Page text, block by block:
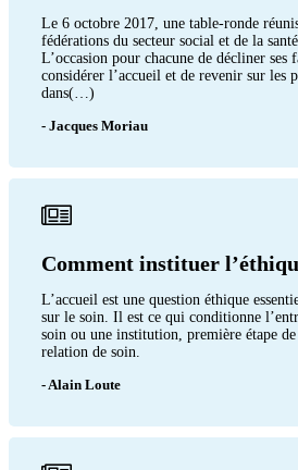
Le 6 octobre 2017, une table-ronde
fédérations du secteur social et de la
L’occasion pour chacune de décliner ses
considérer l’accueil et de revenir sur les
dans(…)
- Jacques Moriau
Comment instituer
L’accueil est une question éthique
sur le soin. Il est ce qui conditionne
soin ou une institution, première étape
relation de soin.
- Alain Loute